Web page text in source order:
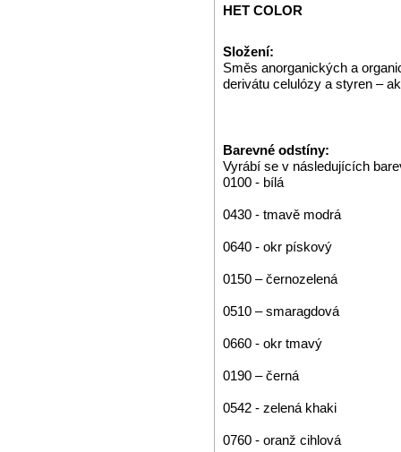
HET COLOR
Složení:
Směs anorganických a
derivátu celulózy a styren –
Barevné odstíny:
Vyrábí se v následujících
0100 - bílá
0430 - tmavě modrá
0640 - okr pískový
0150 – černozelená
0510 – smaragdová
0660 - okr tmavý
0190 – černá
0542 - zelená khaki
0760 - oranž cihlová